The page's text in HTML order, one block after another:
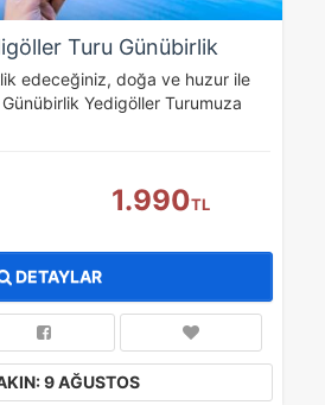
Turu Günübirlik
edeceğiniz, doğa ve huzur ile
Yedigöller Turumuza
1.990TL
DETAYLAR
9 AĞUSTOS